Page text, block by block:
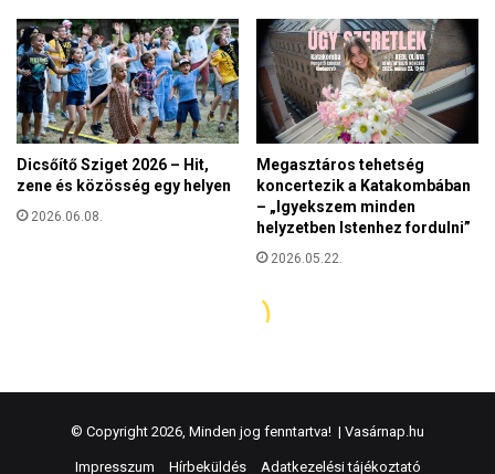
© Copyright 2026, Minden jog fenntartva! | Vasárnap.hu
Impresszum Hírbeküldés Adatkezelési tájékoztató